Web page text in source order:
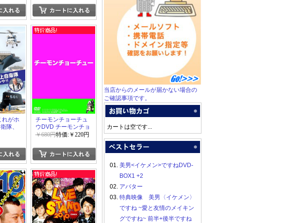
れがホ
隊、
ンや!!
チーモンチョーチュ
ウDVD チーモンチョ
ーチュ 一＋二
￥680円特価:￥220円
当店からのメールが届かない場合の
ご確認事項です。
カートは空です...
01. 美男<イケメン>ですねDVD-
BOX1 +2
02. アバター
03. 特典映像 美男〈イケメン〉
ですね ~愛と友情のメイキン
グですね~ 前半+後半ですね